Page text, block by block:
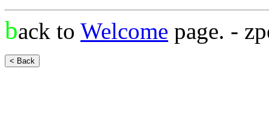
back to Welcome page. -